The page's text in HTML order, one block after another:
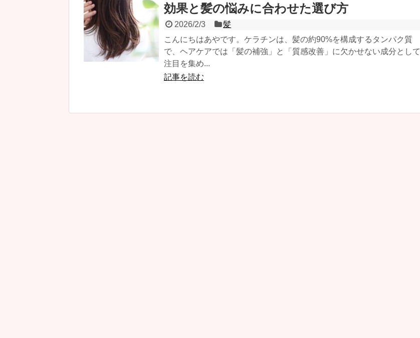
効果と髪の悩みに合わせた選び方
2026/2/3
髪
こんにちはあやです。ケラチンは、髪の約90%を構成するタンパク質
で、ヘアケアでは「髪の補強」と「質感改善」に欠かせない成分として
注目を集め...
記事を読む